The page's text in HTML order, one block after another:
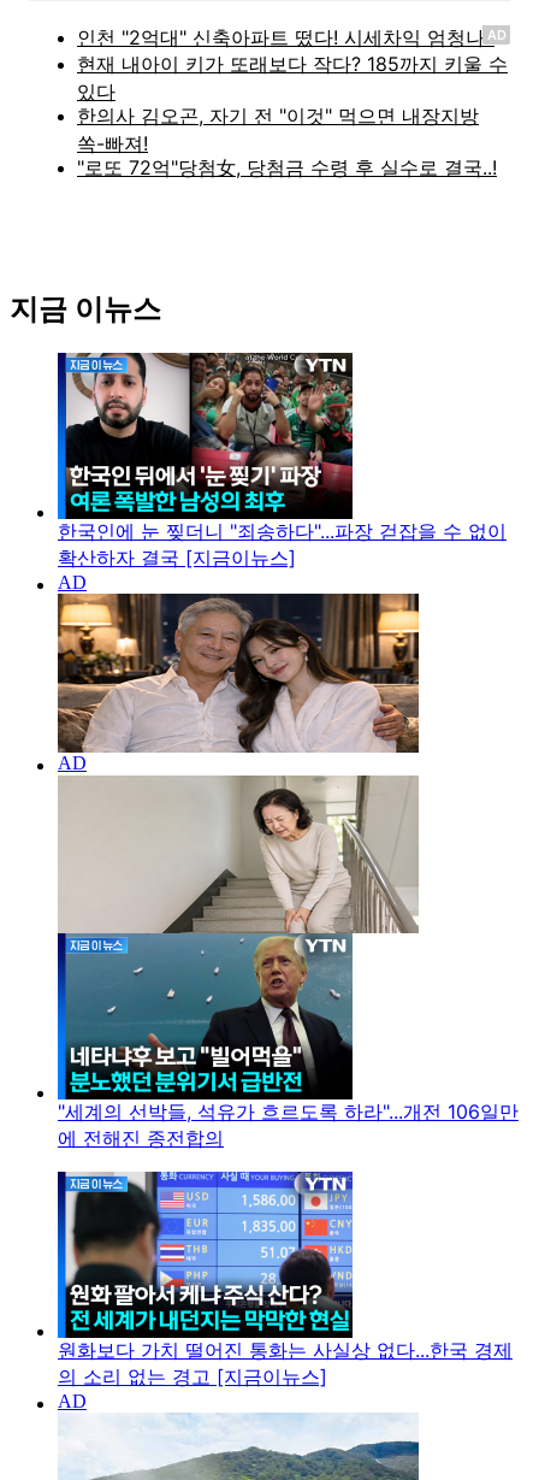
AD
지금 이뉴스
한국인에 눈 찢더니 "죄송하다"...파장 걷잡을 수 없이
확산하자 결국 [지금이뉴스]
"세계의 선박들, 석유가 흐르도록 하라"...개전 106일만
에 전해진 종전합의
원화보다 가치 떨어진 통화는 사실상 없다...한국 경제
의 소리 없는 경고 [지금이뉴스]